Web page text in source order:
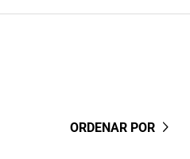
ORDENAR POR